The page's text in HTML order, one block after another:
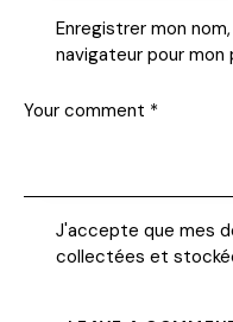
Enregistrer mon
navigateur pour mon
J'accepte que mes
collectées et